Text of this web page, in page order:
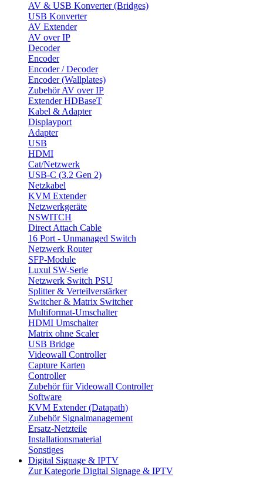
AV & USB Konverter (Bridges)
USB Konverter
AV Extender
AV over IP
Decoder
Encoder
Encoder / Decoder
Encoder (Wallplates)
Zubehör AV over IP
Extender HDBaseT
Kabel & Adapter
Displayport
Adapter
USB
HDMI
Cat/Netzwerk
USB-C (3.2 Gen 2)
Netzkabel
KVM Extender
Netzwerkgeräte
NSWITCH
Direct Attach Cable
16 Port - Unmanaged Switch
Netzwerk Router
SFP-Module
Luxul SW-Serie
Netzwerk Switch PSU
Splitter & Verteilverstärker
Switcher & Matrix Switcher
Multiformat-Umschalter
HDMI Umschalter
Matrix ohne Scaler
USB Bridge
Videowall Controller
Capture Karten
Controller
Zubehör für Videowall Controller
Software
KVM Extender (Datapath)
Zubehör Signalmanagement
Ersatz-Netzteile
Installationsmaterial
Sonstiges
Digital Signage & IPTV
Zur Kategorie Digital Signage & IPTV